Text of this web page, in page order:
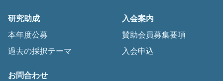
研究助成
本年度公募
過去の採択テーマ
入会案内
賛助会員募集要項
入会申込
お問合わせ